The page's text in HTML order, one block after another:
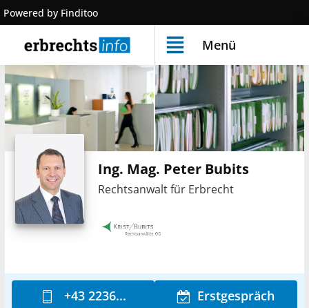
Powered by Finditoo
Menü
Ing. Mag. Peter Bubits
Rechtsanwalt für Erbrecht
+43 2236... Erstgespräch